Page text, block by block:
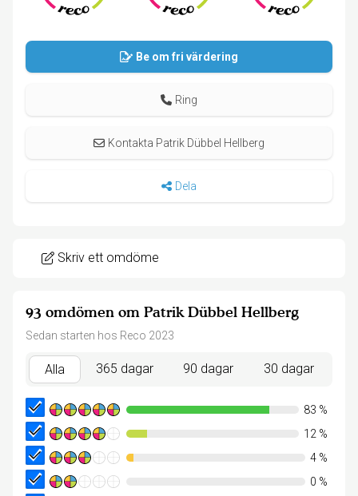
Be om fri värdering
Ring
Kontakta Patrik Dübbel Hellberg
Dela
Skriv ett omdöme
93 omdömen om Patrik Dübbel Hellberg
Sedan starten hos Reco 2023
Alla 365 dagar 90 dagar 30 dagar
83 %
12%
4%
0 %